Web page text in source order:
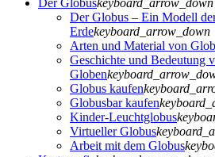
Der Globuskeyboard_arrow_down
Der Globus – Ein Modell
Erdekeyboard_arrow_down
Arten und Material von
Geschichte und Bedeutung
Globen
Globus kaufen
Globusbar kaufen
Kinder-Leuchtglobus
Virtueller Globus
Arbeit mit dem Globus